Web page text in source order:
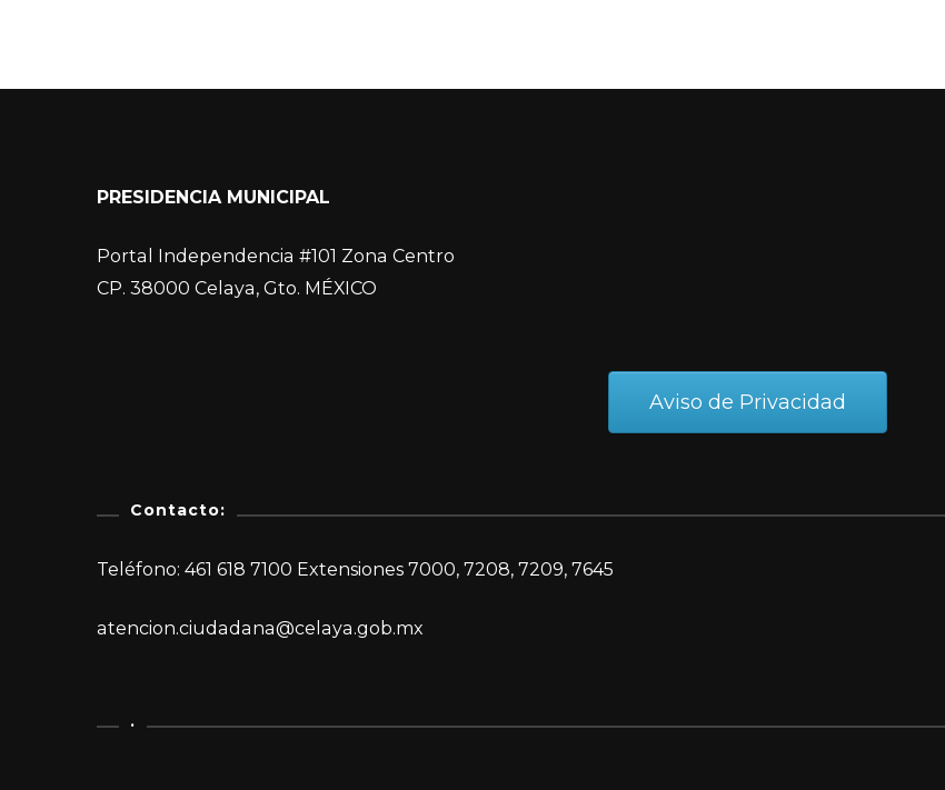
PRESIDENCIA MUNICIPAL
Portal Independencia #101 Zona Centro
CP. 38000 Celaya, Gto. MÉXICO
Aviso de Privacidad
Contacto:
Teléfono: 461 618 7100 Extensiones 7000, 7208, 7209, 7645
atencion.ciudadana@celaya.gob.mx
.